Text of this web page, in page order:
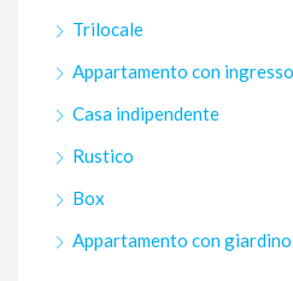
Trilocale
Appartamento con
Casa indipendente
Rustico
Box
Appartamento con giardino